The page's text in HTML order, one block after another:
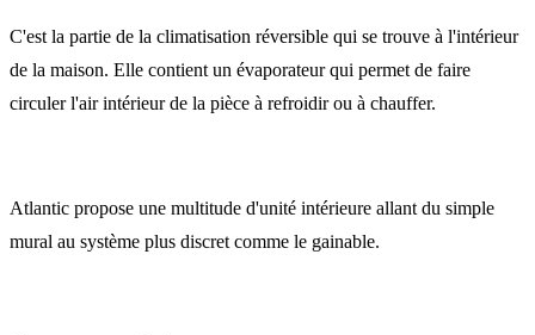
C'est la partie de la climatisation réversible qui se trouve à l'intérieur
de la maison. Elle contient un évaporateur qui permet de faire
circuler l'air intérieur de la pièce à refroidir ou à chauffer.
Atlantic propose une multitude d'unité intérieure allant du simple
mural au système plus discret comme le gainable.